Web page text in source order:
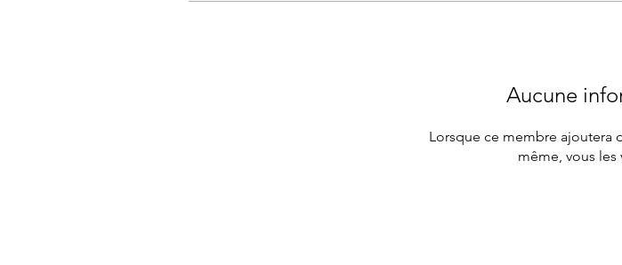
Aucune
Lorsque ce membre ajoutera
même, vous les